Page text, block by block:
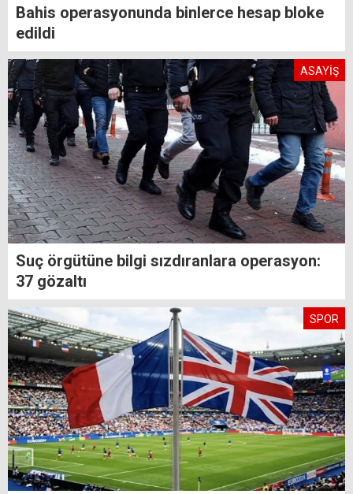
Bahis operasyonunda binlerce hesap bloke
edildi
ASAYİŞ
Suç örgütüne bilgi sızdıranlara operasyon:
37 gözaltı
SPOR